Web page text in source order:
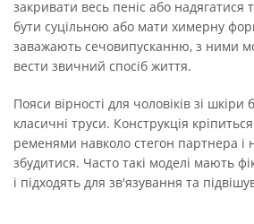
закривати весь пеніс або надягатися
бути суцільною або мати химерну
заважають сечовипусканню, з ними
вести звичний спосіб життя.
Пояси вірності для чоловіків зі шкіри
класичні труси. Конструкція
ременями навколо стегон партнера і
збудитися. Часто такі моделі мають
і підходять для зв'язування та